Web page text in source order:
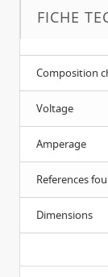
FICHE
Composition
Voltage
Amperage
References
Dimensions